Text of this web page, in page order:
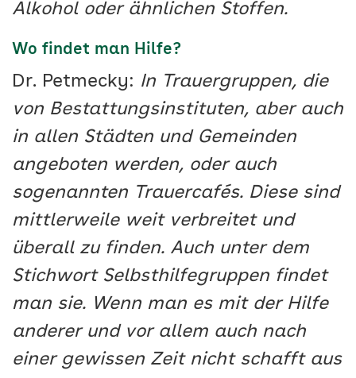
Alkohol oder ähnlichen Stoffen.
Wo findet man Hilfe?
Dr. Petmecky: In Trauergruppen, die
von Bestattungsinstituten, aber auch
in allen Städten und Gemeinden
angeboten werden, oder auch
sogenannten Trauercafés. Diese sind
mittlerweile weit verbreitet und
überall zu finden. Auch unter dem
Stichwort Selbsthilfegruppen findet
man sie. Wenn man es mit der Hilfe
anderer und vor allem auch nach
einer gewissen Zeit nicht schafft aus